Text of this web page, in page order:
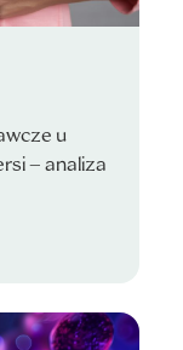
u
– analiza